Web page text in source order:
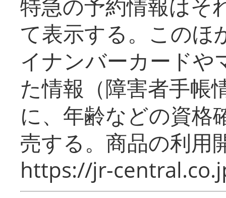
特急の予約情報はそ
て表示する。このほ
イナンバーカードや
た情報（障害者手帳
に、年齢などの資格
売する。商品の利用
https://jr-